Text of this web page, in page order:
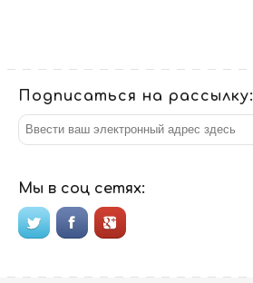
Подписаться на рассылку:
Мы в соц сетях: